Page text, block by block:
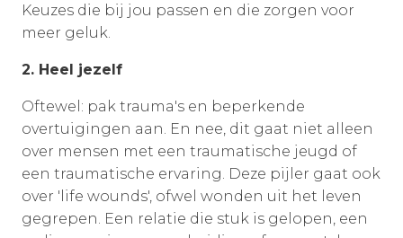
Keuzes die bij jou passen en die zorgen voor
meer geluk.
2. Heel jezelf
Oftewel: pak trauma's en beperkende
overtuigingen aan. En nee, dit gaat niet alleen
over mensen met een traumatische jeugd of
een traumatische ervaring. Deze pijler gaat ook
over 'life wounds', ofwel wonden uit het leven
gegrepen. Een relatie die stuk is gelopen, een